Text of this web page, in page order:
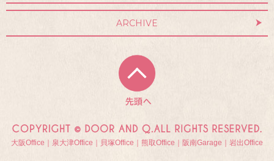
ARCHIVE
大阪Office｜泉大津Office｜貝塚Office｜熊取Office｜阪南Garage｜岩出Office